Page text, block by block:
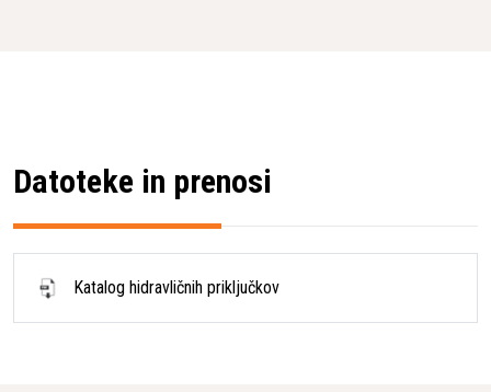
Datoteke in prenosi
Katalog hidravličnih priključkov